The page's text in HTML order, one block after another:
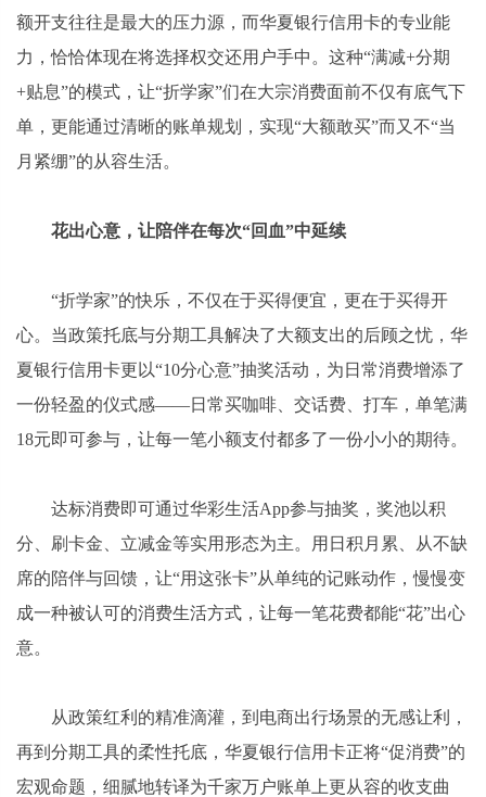
额开支往往是最大的压力源，而华夏银行信用卡的专业能
力，恰恰体现在将选择权交还用户手中。这种“满减+分期
+贴息”的模式，让“折学家”们在大宗消费面前不仅有底气下
单，更能通过清晰的账单规划，实现“大额敢买”而又不“当
月紧绷”的从容生活。
花出心意，让陪伴在每次“回血”中延续
“折学家”的快乐，不仅在于买得便宜，更在于买得开
心。当政策托底与分期工具解决了大额支出的后顾之忧，华
夏银行信用卡更以“10分心意”抽奖活动，为日常消费增添了
一份轻盈的仪式感——日常买咖啡、交话费、打车，单笔满
18元即可参与，让每一笔小额支付都多了一份小小的期待。
达标消费即可通过华彩生活App参与抽奖，奖池以积
分、刷卡金、立减金等实用形态为主。用日积月累、从不缺
席的陪伴与回馈，让“用这张卡”从单纯的记账动作，慢慢变
成一种被认可的消费生活方式，让每一笔花费都能“花”出心
意。
从政策红利的精准滴灌，到电商出行场景的无感让利，
再到分期工具的柔性托底，华夏银行信用卡正将“促消费”的
宏观命题，细腻地转译为千家万户账单上更从容的收支曲